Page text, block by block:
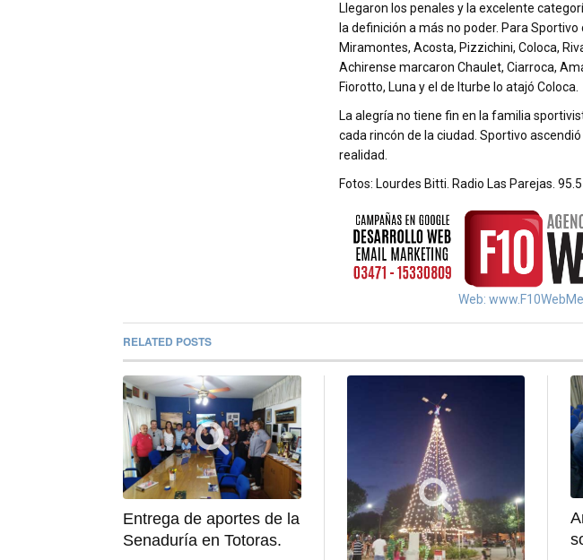
Llegaron los penales y la excelente
la definición a más no poder. Para
Miramontes, Acosta, Pizzichini, Coloca,
Achirense marcaron Chaulet, Ciarroca,
Fiorotto, Luna y el de Iturbe lo atajó Coloca.
La alegría no tiene fin en la familia
cada rincón de la ciudad. Sportivo
realidad.
Fotos: Lourdes Bitti. Radio Las Parejas. 95.5
Web:
RELATED POSTS
Entrega de aportes de la
Senaduría en Totoras.